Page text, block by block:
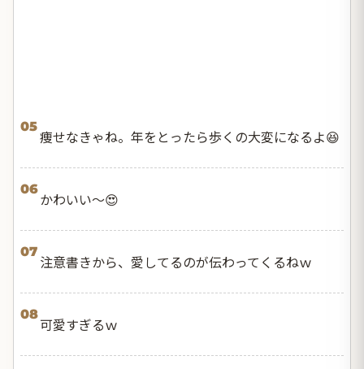
05
痩せなきゃね。年をとったら歩くの大変になるよ😆
06
かわいい〜😍
07
注意書きから、愛してるのが伝わってくるねｗ
08
可愛すぎるｗ